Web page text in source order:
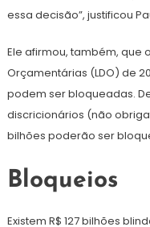
essa decisão”, justificou
Ele afirmou, também, que
Orçamentárias (LDO) de
podem ser bloqueadas.
discricionários (não
bilhões poderão ser
Bloqueios
Existem R$ 127 bilhões